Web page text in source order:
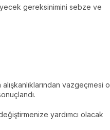
gereksinimini sebze ve
vazgeçmesi o
yardımcı olacak